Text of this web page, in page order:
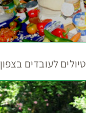
טיולים לעובדים בצפון